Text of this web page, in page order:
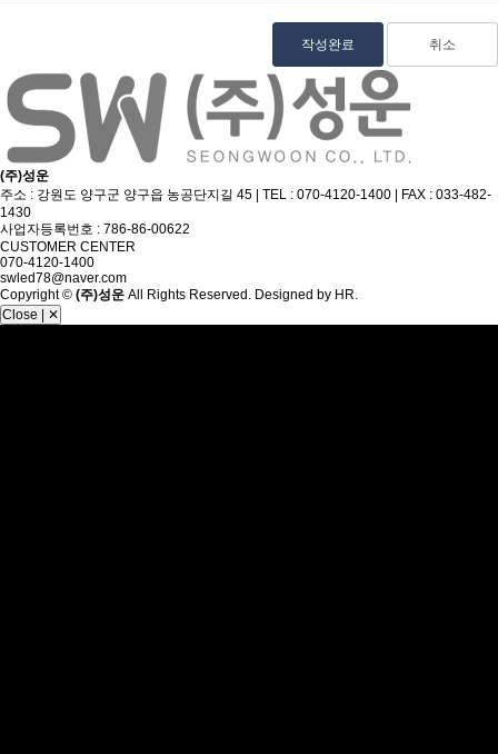
취소
(주)성운
주소 : 강원도 양구군 양구읍 농공단지길 45 | TEL : 070-4120-1400 | FAX : 033-482-
1430
사업자등록번호 : 786-86-00622
CUSTOMER CENTER
070-4120-1400
swled78@naver.com
Copyright © (주)성운 All Rights Reserved. Designed by HR.
Close | ✕